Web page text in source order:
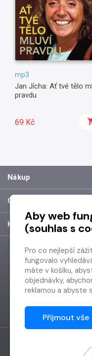
mp3
Jan Jícha: Ať tvé tělo
pravdu
69 Kč
Nákup
O společnosti
Kontakt
Aby web
(souhlas s
Pro co nejlepší
fungovalo
máte v košíku,
objednávky,
reklamou a abyste
Proto od vás
zpracováním
Děkujeme, že
Přijmout vše